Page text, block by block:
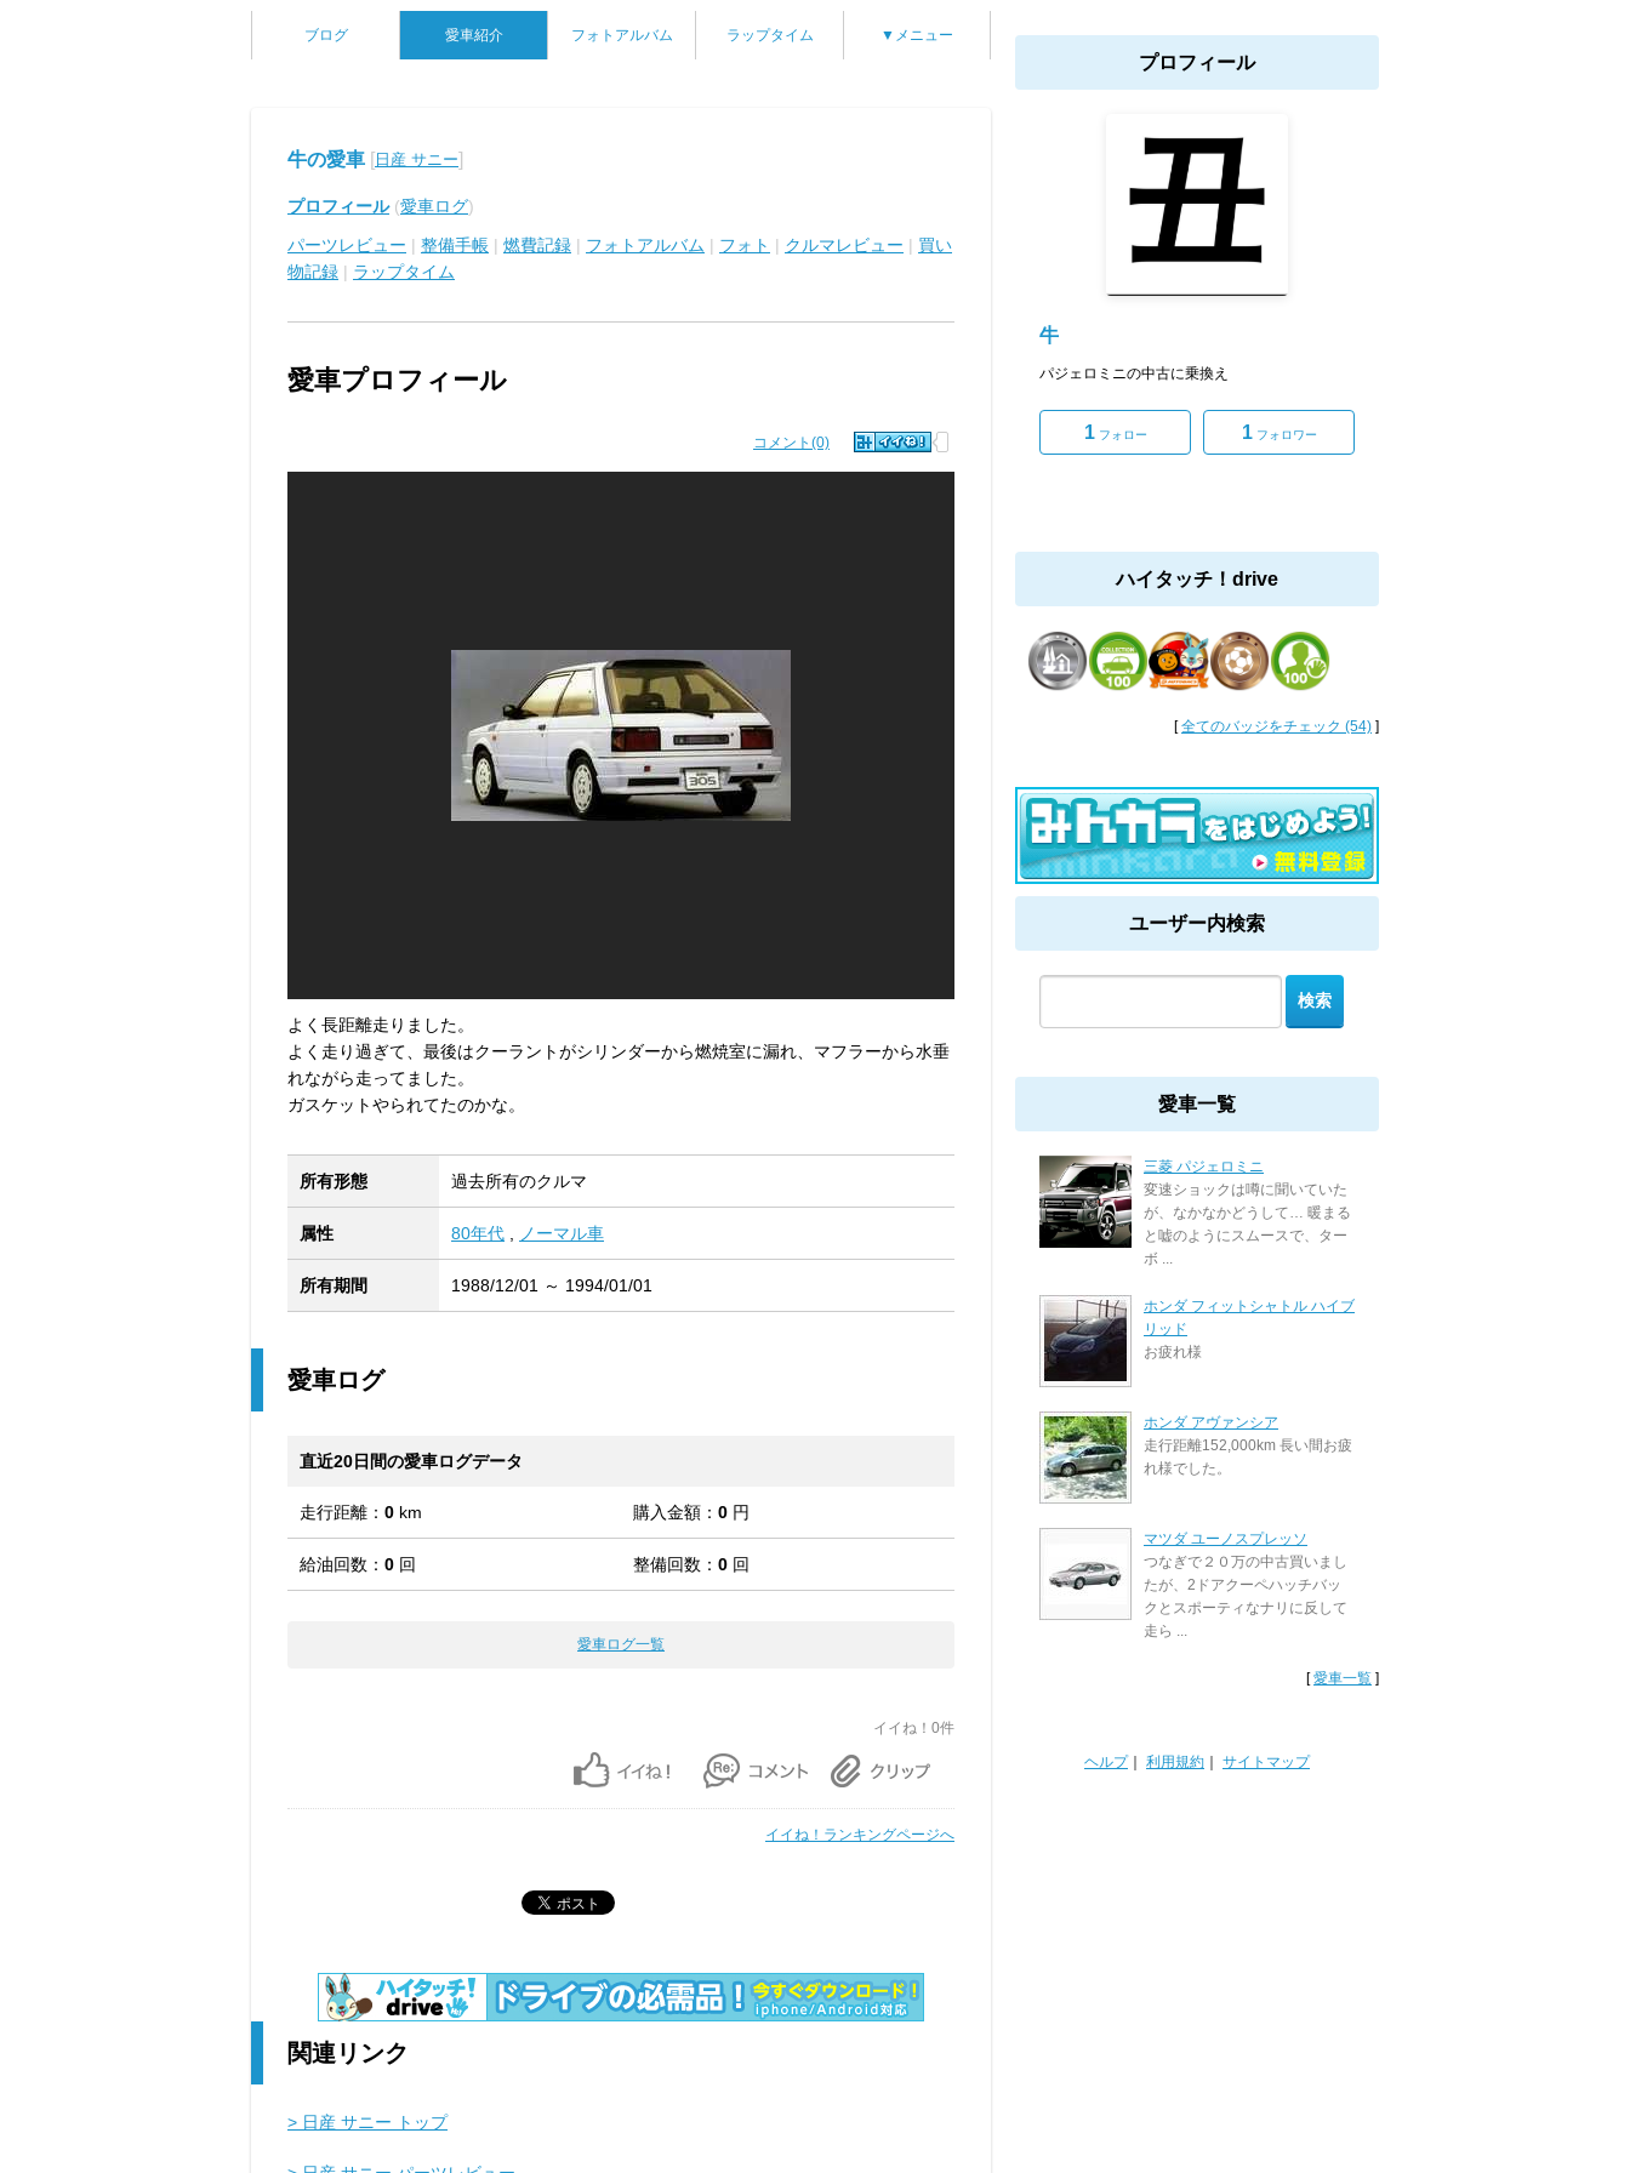
ブログ 愛車紹介 フォトアルバム ラップタイム ▼メニュー
牛の愛車 [ 日産 サニー]
プロフィール(愛車ログ)
パーツレビュー | 整備手帳 | 燃費記録 | フォトアルバム | フォト | クルマレビュー | 買い
物記録 | ラップタイム
愛車プロフィール
コメント(0)
よく長距離走りました。
よく走り過ぎて、最後はクーラントがシリンダーから燃焼室に漏れ、マフラーから水垂
れながら走ってました。
ガスケットやられてたのかな。
所有形態 過去所有のクルマ
属性 80年代 ノーマル車
所有期間 1988/12/01 ～ 1994/01/01
愛車ログ
直近20日間の愛車ログデータ
走行距離： 0 km 購入金額： 0 円
給油回数： 0 回 整備回数： 0 回
愛車ログ一覧
イイね！0件
イイね！ランキングページへ
関連リンク
> 日産 サニー トップ
プロフィール
牛
パジェロミニの中古に乗換え
1フォロー 1フォロワー
ハイタッチ！drive
[全てのバッジをチェック (54) ]
ユーザー内検索
愛車一覧
三菱 パジェロミニ
変速ショックは噂に聞いていた
が、なかなかどうして… 暖まる
と嘘のようにスムースで、ター
ボ ...
ホンダ フィットシャトル ハイブ
リッド
お疲れ様
ホンダ アヴァンシア
走行距離152,000km 長い間お疲
れ様でした。
マツダ ユーノスプレッソ
つなぎで２０万の中古買いまし
たが、2ドアクーペハッチバッ
クとスポーティなナリに反して
走ら ...
[愛車一覧 ]
ヘルプ｜ 利用規約 サイトマップ